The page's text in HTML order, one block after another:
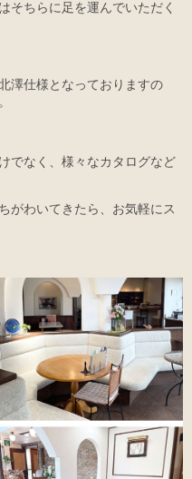
そちらに足を運んでいただく
澤仕様となっておりますの
でなく、様々なカタログなど
がわいてきたら、お気軽にス